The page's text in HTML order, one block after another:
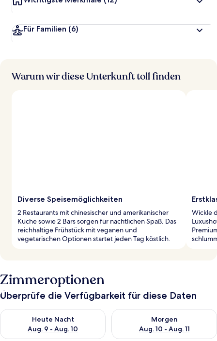
Für Familien (6)
Warum wir diese Unterkunft toll finden
Diverse Speisemöglichkeiten
2 Restaurants mit chinesischer und amerikanischer
Küche sowie 2 Bars sorgen für nächtlichen Spaß. Das
reichhaltige Frühstück mit veganen und
vegetarischen Optionen startet jeden Tag köstlich.
Wickle
Zimmeroptionen
Überprüfe die Verfügbarkeit für diese Daten
Heute Nacht
Aug. 9 - Aug. 10
Überprüfe die Verfügbarkeit für heute Nacht, Aug. 9 - Aug.
Morgen
Aug. 10 - Aug. 11
Überprüfe die Verfügbarkeit